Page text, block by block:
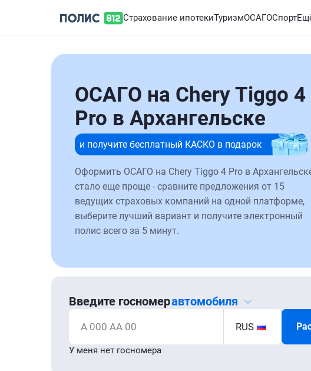
Страхование ипотекиТуризмОСАГОСпорт
ОСАГО на Chery Tiggo 4
Pro в Архангельске
и получите бесплатный КАСКО в подарок
Оформить ОСАГО на Chery Tiggo 4 Pro в
стало еще проще - сравните предложения от 15
ведущих страховых компаний на одной платформе,
выберите лучший вариант и получите электронный
полис всего за 5 минут.
Введите госномеравтомобиля
А 000 АА 00 RUS
У меня нет госномера